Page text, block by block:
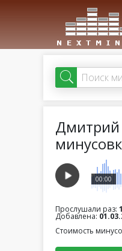
Дмитрий
00:00
Прослушали раз:
Добавлена:
Стоимость